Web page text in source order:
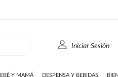
person Iniciar Sesión
Y MAMÁ DESPENSA Y BEBIDAS